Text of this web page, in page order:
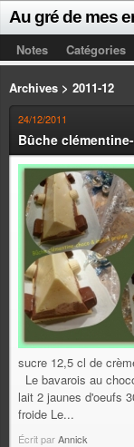
Au gré de mes
Notes Catégories
Archives > 2011-12
24/12/2011
Bûche
sucre 12,5 cl de
Le bavarois au
lait 2 jaunes d'oeufs
froide Le...
Écrit parAnnick